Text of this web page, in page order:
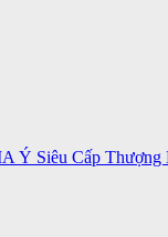
Ý Siêu Cấp Thượng